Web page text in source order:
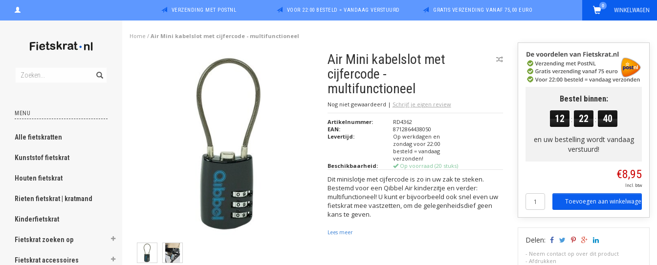
VERZENDING MET POSTNL VOOR 22:00 BESTELD = VANDAAG VERSTUURD GRATIS VERZENDING VANAF 75,00 EURO WINKELWAGEN
0
MENU
Alle fietskratten
Kunststof fietskrat
Houten fietskrat
Rieten fietskrat | kratmand
Kinderfietskrat
Fietskrat zoeken op
Fietskrat accessoires
Home / Air Mini kabelslot met cijfercode - multifunctioneel
Air Mini kabelslot met
cijfercode -
multifunctioneel
Nog niet gewaardeerd | Schrijf je eigen review
Artikelnummer:
RD4362
EAN:
8712864438050
Levertijd:
Op werkdagen en
zondag voor 22:00
besteld = vandaag
verzonden!
Beschikbaarheid:
Op voorraad (20 stuks)
Dit minislotje met cijfercode is zo in uw zak te steken.
Bestemd voor een Qibbel Air kinderzitje en verder:
multifunctioneel! U kunt er bijvoorbeeld ook snel even uw
fietskrat mee vastzetten, om de gelegenheidsdief geen
kans te geven.
Lees meer
Bestel binnen:
12 : 22 : 40
en uw bestelling wordt vandaag
verstuurd!
€8,95
Incl. btw
Toevoegen aan winkelwagen
Delen:
- Neem contact op over dit product
-Afdrukken